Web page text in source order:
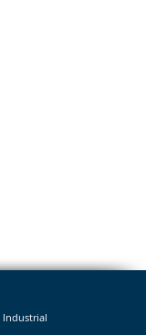
Industrial